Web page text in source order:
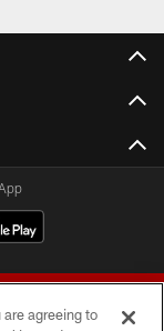
are agreeing to